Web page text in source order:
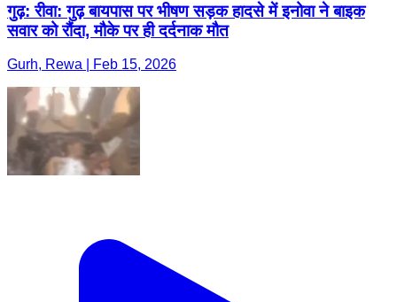
गुढ़: रीवा: गुढ़ बायपास पर भीषण सड़क हादसे में इनोवा ने बाइक
सवार को रौंदा, मौके पर ही दर्दनाक मौत
Gurh, Rewa | Feb 15, 2026